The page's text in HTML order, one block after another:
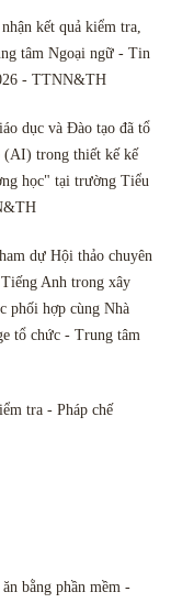
kết quả kiểm tra,
tâm Ngoại ngữ - Tin
- TTNN&TH
dục và Đào tạo đã tổ
(AI) trong thiết kế kế
học" tại trường Tiểu
dự Hội thảo chuyên
Anh trong xây
phối hợp cùng Nhà
tổ chức - Trung tâm
tra - Pháp chế
bằng phần mềm -